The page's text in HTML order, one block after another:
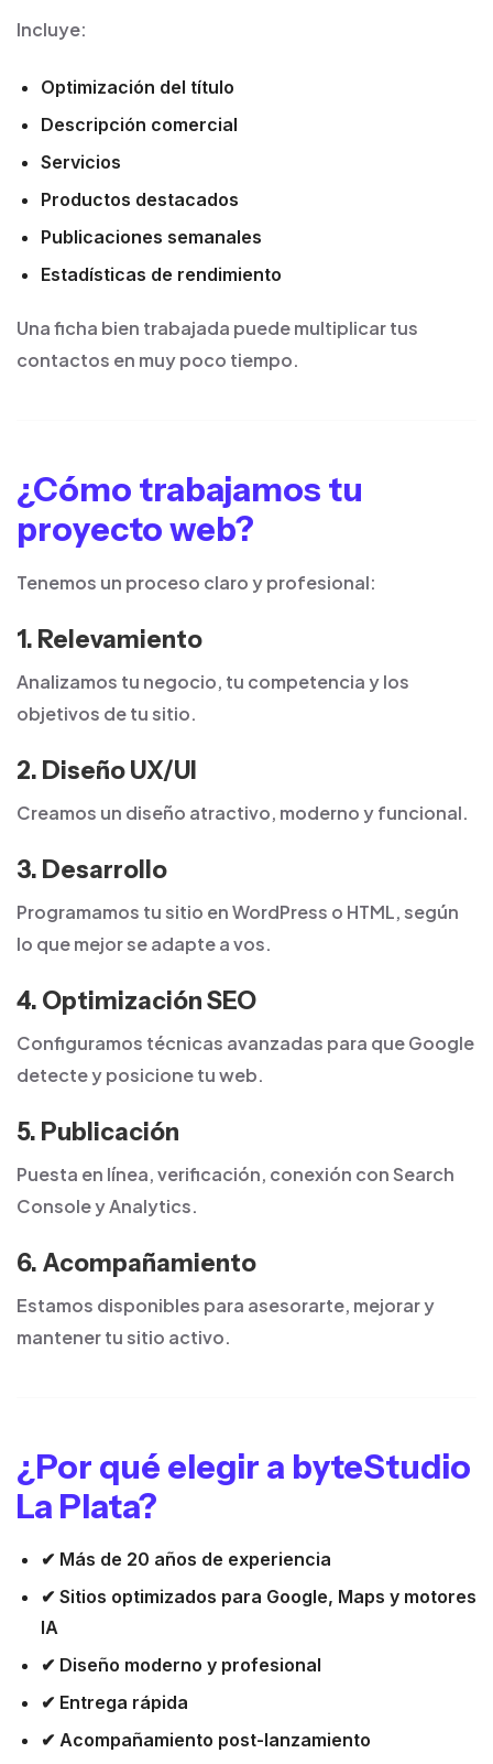
Incluye:
Optimización del título
Descripción comercial
Servicios
Productos destacados
Publicaciones semanales
Estadísticas de rendimiento
Una ficha bien trabajada puede multiplicar tus
contactos en muy poco tiempo.
¿Cómo trabajamos tu
proyecto web?
Tenemos un proceso claro y profesional:
1. Relevamiento
Analizamos tu negocio, tu competencia y los
objetivos de tu sitio.
2. Diseño UX/UI
Creamos un diseño atractivo, moderno y funcional.
3. Desarrollo
Programamos tu sitio en WordPress o HTML, según
lo que mejor se adapte a vos.
4. Optimización SEO
Configuramos técnicas avanzadas para que Google
detecte y posicione tu web.
5. Publicación
Puesta en línea, verificación, conexión con Search
Console y Analytics.
6. Acompañamiento
Estamos disponibles para asesorarte, mejorar y
mantener tu sitio activo.
¿Por qué elegir a byteStudio
La Plata?
✔ Más de 20 años de experiencia
✔ Sitios optimizados para Google, Maps y motores
IA
✔ Diseño moderno y profesional
✔ Entrega rápida
✔ Acompañamiento post-lanzamiento